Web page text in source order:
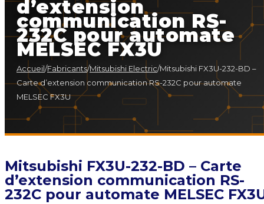
d’extension
communication RS-
232C pour automate
MELSEC FX3U
Accueil/Fabricants/Mitsubishi Electric/Mitsubishi FX3U-232-BD –
Carte d’extension communication RS-232C pour automate
MELSEC FX3U
Mitsubishi FX3U-232-BD – Carte
d’extension communication RS-
232C pour automate MELSEC